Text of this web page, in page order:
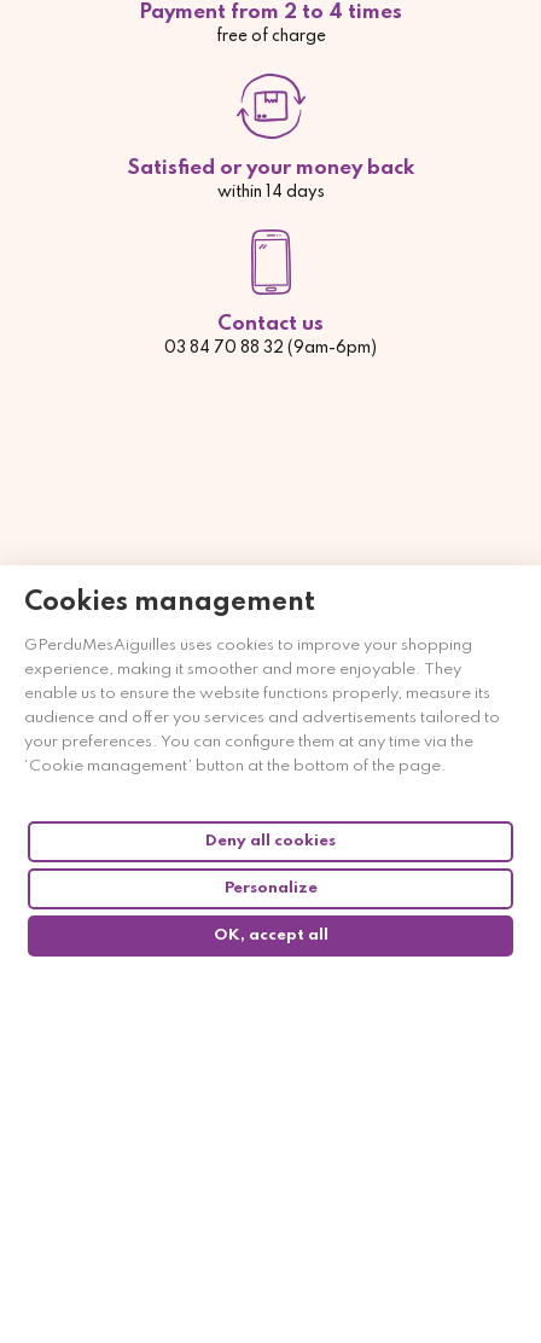
Cookies management
GPerduMesAiguilles uses cookies to improve your shopping
experience, making it smoother and more enjoyable. They
enable us to ensure the website functions properly, measure its
audience and offer you services and advertisements tailored to
your preferences. You can configure them at any time via the
‘Cookie management’ button at the bottom of the page.
OK, accept all
Deny all cookies
Personalize
Payment from 2 to 4 times
free of charge
Satisfied or your money back
within 14 days
Contact us
03 84 70 88 32 (9am-6pm)
Merchant approved by Guaranteed Reviews Company,
here to display attestation.